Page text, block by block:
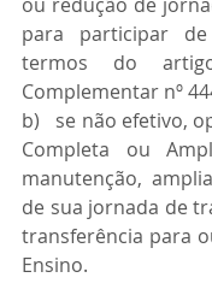
para participar
termos do
Complementar nº
b)   se não efetivo,
Completa ou
manutenção,
de sua jornada de
transferência para
Ensino.